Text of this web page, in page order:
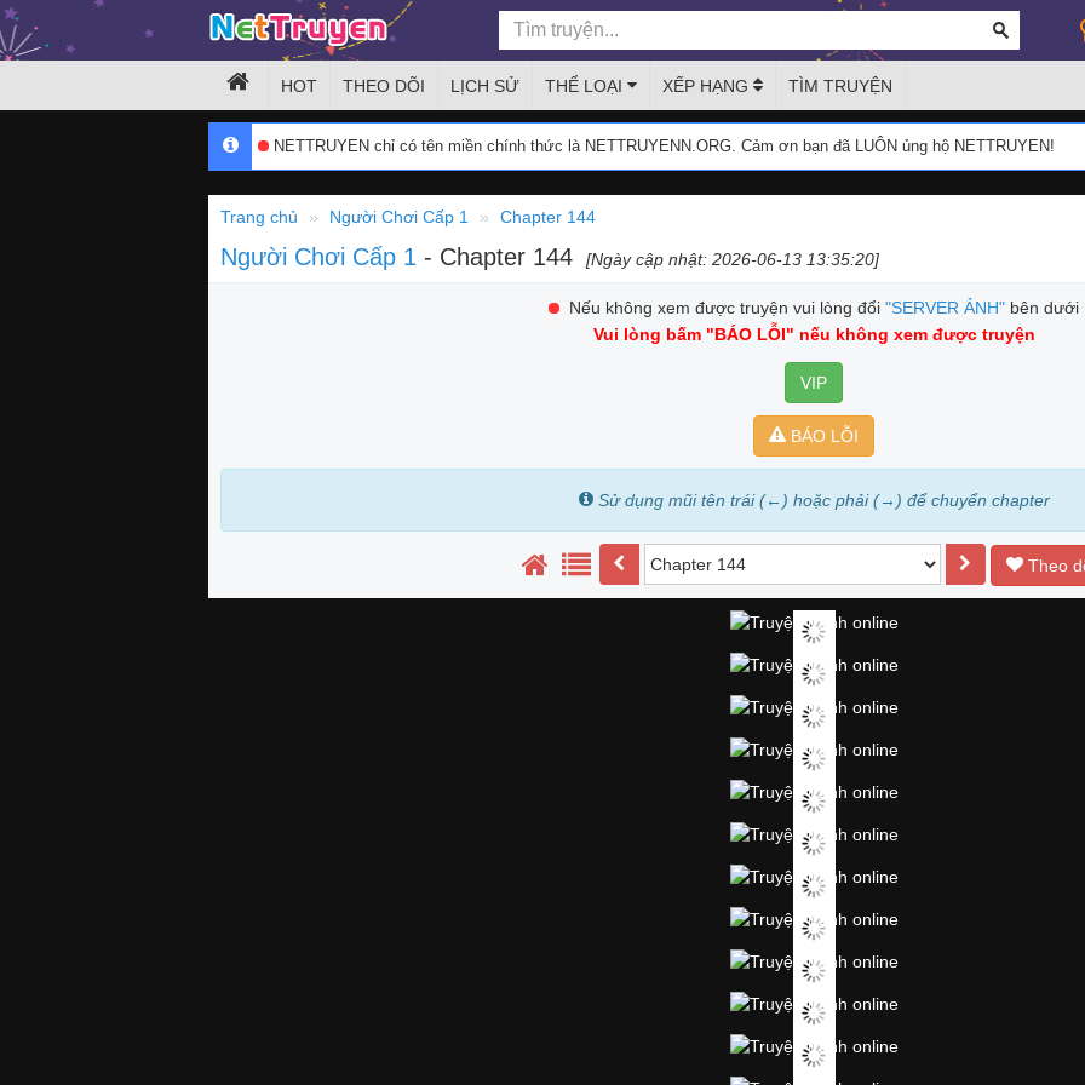
HOT THEO DÕI LỊCH SỬ THỂ LOẠI XẾP HẠNG TÌM TRUYỆN
NETTRUYEN chỉ có tên miền chính thức là NETTRUYENN.ORG. Cảm ơn bạn đã LUÔN ủng hộ NETTRUYEN!
Trang chủ Người Chơi Cấp 1 Chapter 144
Người Chơi Cấp 1 - Chapter 144 [Ngày cập nhật: 2026-06-13 13:35:20]
Nếu không xem được truyện vui lòng đổi "SERVER ẢNH" bên dưới
Vui lòng bấm "BÁO LỖI" nếu không xem được truyện
VIP
BÁO LỖI
Sử dụng mũi tên trái (←) hoặc phải (→) để chuyển chapter
Theo